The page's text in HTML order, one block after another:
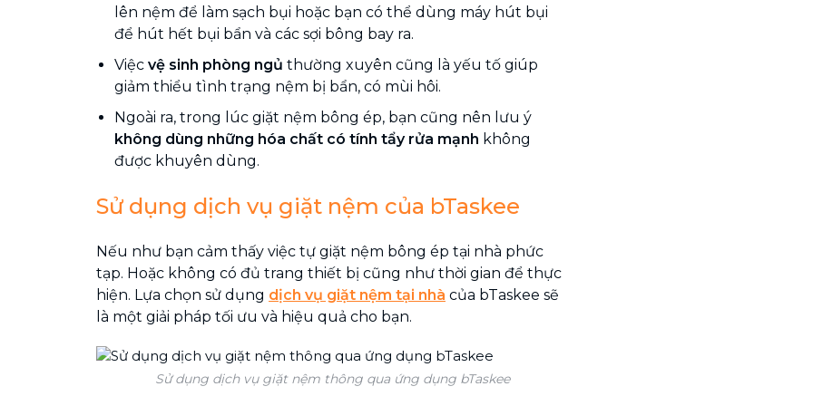
lên nệm để làm sạch bụi hoặc bạn có thể dùng máy hút bụi
để hút hết bụi bẩn và các sợi bông bay ra.
Việc vệ sinh phòng ngủ thường xuyên cũng là yếu tố giúp
giảm thiểu tình trạng nệm bị bẩn, có mùi hôi.
Ngoài ra, trong lúc giặt nệm bông ép, bạn cũng nên lưu ý
không dùng những hóa chất có tính tẩy rửa mạnh không
được khuyên dùng.
Sử dụng dịch vụ giặt nệm của bTaskee
Nếu như bạn cảm thấy việc tự giặt nệm bông ép tại nhà phức
tạp. Hoặc không có đủ trang thiết bị cũng như thời gian để thực
hiện. Lựa chọn sử dụng dịch vụ giặt nệm tại nhà của bTaskee sẽ
là một giải pháp tối ưu và hiệu quả cho bạn.
Sử dụng dịch vụ giặt nệm thông qua ứng dụng bTaskee